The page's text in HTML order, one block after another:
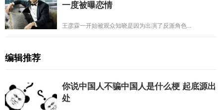
一度被曝恋情
王彦霖一开始被观众知晓是因为出演了反派角色...
编辑推荐
你说中国人不骗中国人是什么梗 起底源出
处